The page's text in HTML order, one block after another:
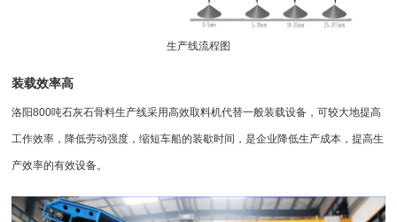
生产线流程图
装载效率高
洛阳800吨石灰石骨料生产线采用高效取料机代替一般装载设备，可较大地提高
工作效率，降低劳动强度，缩短车船的装歇时间，是企业降低生产成本，提高生
产效率的有效设备。